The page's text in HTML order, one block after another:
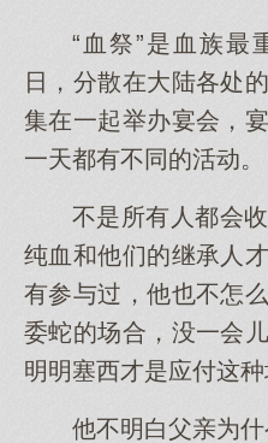
“血祭”是血族最
日，分散在大陆各处
集在一起举办宴会，
一天都有不同的活动。
不是所有人都会
纯血和他们的继承人
有参与过，他也不怎
委蛇的场合，没一会
明明塞西才是应付这种
他不明白父亲为什